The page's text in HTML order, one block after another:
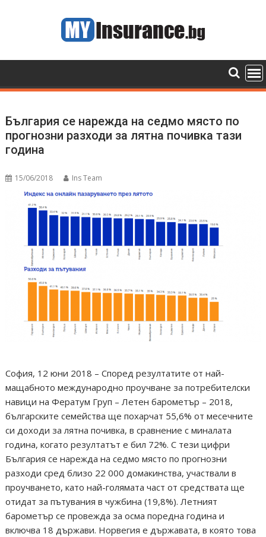
България се нарежда на седмо място по
прогнозни разходи за лятна почивка тази
година
15/06/2018 Ins Team
София, 12 юни 2018 – Според резултатите от най-
мащабното международно проучване за потребителски
навици на Фератум Груп – Летен барометър – 2018,
българските семейства ще похарчат 55,6% от месечните
си доходи за лятна почивка, в сравнение с миналата
година, когато резултатът е бил 72%. С тези цифри
България се нарежда на седмо място по прогнозни
разходи сред близо 22 000 домакинства, участвали в
проучването, като най-голямата част от средствата ще
отидат за пътувания в чужбина (19,8%). Летният
барометър се провежда за осма поредна година и
включва 18 държави. Норвегия е държавата, в която това